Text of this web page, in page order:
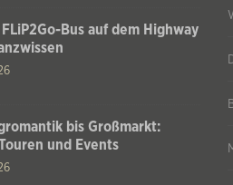
Bus auf dem Highway
bis Großmarkt:
und Events